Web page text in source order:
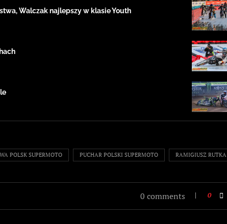
Walczak najlepszy w klasie Youth
POLSK SUPERMOTO PUCHAR POLSKI SUPERMOTO RAMIGIUSZ RUTKA
0 comments 0